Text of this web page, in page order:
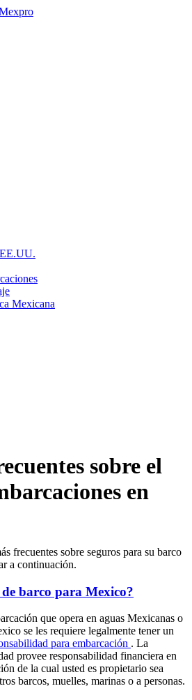
Mexicana
sobre el
en
frecuentes sobre seguros para su barco
a continuación.
de barco para Mexico?
que opera en aguas Mexicanas o
se les requiere legalmente tener un
para embarcación . La
provee responsabilidad financiera en
de la cual usted es propietario sea
barcos, muelles, marinas o a personas.